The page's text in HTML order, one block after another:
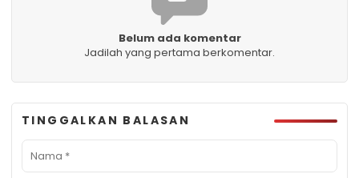
Belum ada komentar
Jadilah yang pertama berkomentar.
TINGGALKAN BALASAN